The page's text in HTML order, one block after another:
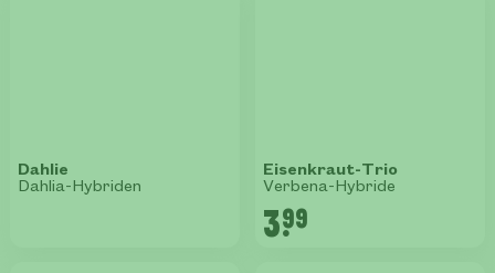
Dahlie
Dahlia-Hybriden
Eisenkraut-Trio
Verbena-Hybride
3.99